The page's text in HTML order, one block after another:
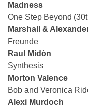
Madness
One Step Beyond
Marshall &
Freunde
Raul Midòn
Synthesis
Morton Valence
Bob and Veronica
Alexi Murdoch